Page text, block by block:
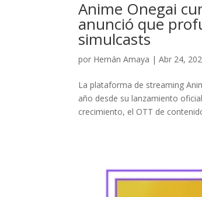
Anime Onegai
anunció que
simulcasts
por Hernán Amaya |Abr 24,
La plataforma de streaming
año desde su lanzamiento
crecimiento, el OTT de